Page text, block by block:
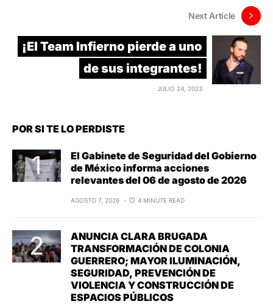
Next Article
¡El Team Infierno pierde a uno
de sus integrantes!
JULIO 24, 2023
POR SI TE LO PERDISTE
El Gabinete de Seguridad del Gobierno
de México informa acciones
relevantes del 06 de agosto de 2026
AGOSTO 7, 2026 4 MINUTE READ
ANUNCIA CLARA BRUGADA
TRANSFORMACIÓN DE COLONIA
GUERRERO; MAYOR ILUMINACIÓN,
SEGURIDAD, PREVENCIÓN DE
VIOLENCIA Y CONSTRUCCIÓN DE
ESPACIOS PÚBLICOS